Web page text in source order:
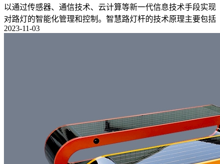
以通过传感器、通信技术、云计算等新一代信息技术手段实现
对路灯的智能化管理和控制。智慧路灯杆的技术原理主要包括
2023-11-03